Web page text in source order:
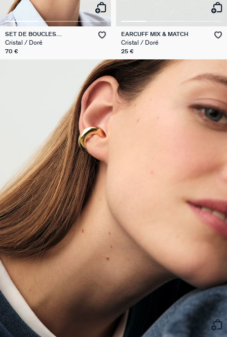
SET DE BOUCLES
D'OREILLES BELOVED MIX &
MATCH
Cristal / Doré
70 €
EARCUFF MIX & MATCH
Cristal / Doré
25 €